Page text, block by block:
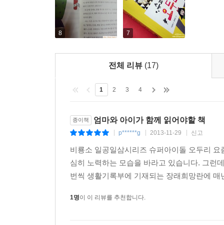
8 7
전체 리뷰 (17)
1 2 3 4
종이책 엄마와 아이가 함께 읽어야할 책
p******g 2013-11-29 신고
비룡소 일공일삼시리즈 슈퍼아이돌 오두리
심히 노력하는 모습을 바라고 있습니다. 그런
번씩 생활기록부에 기재되는 장래희망란에
1명이 이 리뷰를 추천합니다.